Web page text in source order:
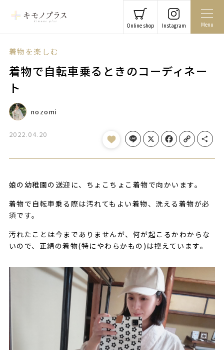
Online shop Instagram Menu
着物を楽しむ
着物で自転車乗るときのコーディネー
ト
nozomi
2022.04.20 Line X Facebook Copy Link Share
娘の幼稚園の送迎に、ちょこちょこ着物で向かいます。
着物で自転車乗る際は汚れてもよい着物、洗える着物が必
須です。
汚れたことは今までありませんが、何が起こるかわからな
いので、正絹の着物(特にやわらかもの)は控えています。